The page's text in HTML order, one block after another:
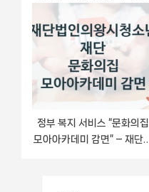
지원 혜택 – 일정과 신청 방법
정부 복지 서비스 “문화의집
모아아카데미 감면” – 재단법